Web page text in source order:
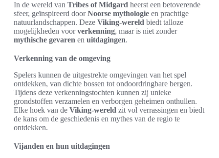
In de wereld van Tribes of Midgard heerst een betoverende
sfeer, geïnspireerd doorNoorse mythologie en prachtige
natuurlandschappen. Deze Viking-wereld biedt talloze
mogelijkheden voorverkenning, maar is niet zonder
mythische gevaren en uitdagingen.
Verkenning van de omgeving
Spelers kunnen de uitgestrekte omgevingen van het spel
ontdekken, van dichte bossen tot ondoordringbare bergen.
Tijdens deze verkenningstochten kunnen zij unieke
grondstoffen verzamelen en verborgen geheimen onthullen.
Elke hoek van de Viking-wereld zit vol verrassingen en biedt
de kans om de geschiedenis en mythes van de regio te
ontdekken.
Vijanden en hun uitdagingen